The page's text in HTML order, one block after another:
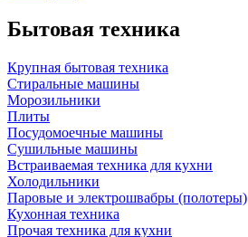
Бытовая техника
Крупная бытовая техника
Стиральные машины
Морозильники
Плиты
Посудомоечные машины
Сушильные машины
Встраиваемая техника для кухни
Холодильники
Паровые и электрошвабры (полотеры)
Кухонная техника
Прочая техника для кухни